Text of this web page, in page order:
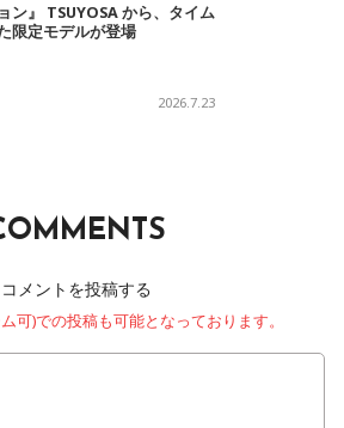
ン』 TSUYOSA から、タイム
限定モデルが登場
2026.7.23
コメントを投稿する
可)での投稿も可能となっております。